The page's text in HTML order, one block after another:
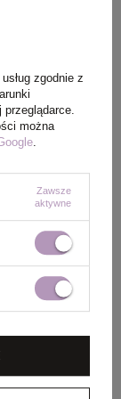
zgodnie z
można
Zawsze
aktywne